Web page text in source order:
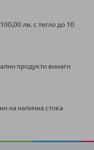
лв. с тегло до 10
продукти винаги
на налична стока